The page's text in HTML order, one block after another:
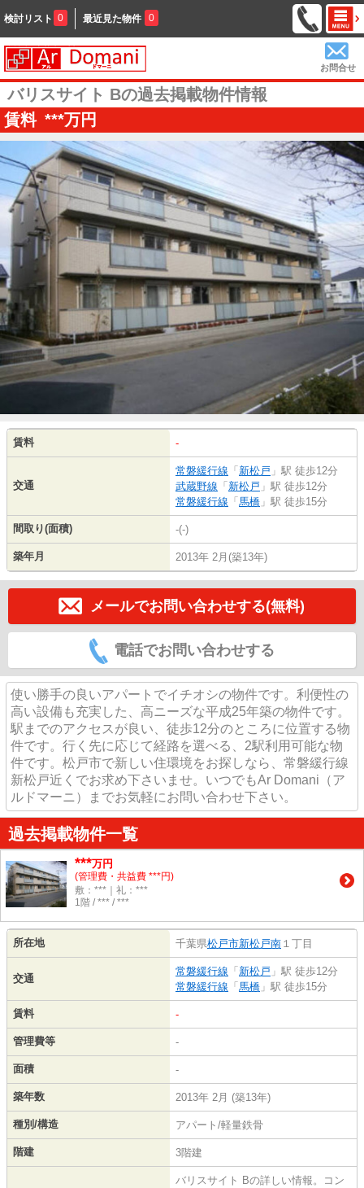
検討リスト 0 最近見た物件 0
お問合せ
バリスサイト Bの過去掲載物件情報
賃料 ***万円
賃料 -
交通
常磐緩行線 「 新松戸 」駅 徒歩12分
武蔵野線 「 新松戸 」駅 徒歩12分
常磐緩行線 「 馬橋 」駅 徒歩15分
間取り(面積) -(-)
築年月 2013年 2月(築13年)
メールでお問い合わせする(無料)
電話でお問い合わせする
使い勝手の良いアパートでイチオシの物件です。利便性の
高い設備も充実した、高ニーズな平成25年築の物件です。
駅までのアクセスが良い、徒歩12分のところに位置する物
件です。行く先に応じて経路を選べる、2駅利用可能な物
件です。松戸市で新しい住環境をお探しなら、常磐緩行線
新松戸近くでお求め下さいませ。いつでもAr Domani（ア
ルドマーニ）までお気軽にお問い合わせ下さい。
過去掲載物件一覧
***万円
(管理費・共益費 ***円)
敷：***｜礼：***
1階 / *** / ***
所在地 千葉県松戸市新松戸南 １丁目
交通
常磐緩行線 「 新松戸 」駅 徒歩12分
常磐緩行線 「 馬橋 」駅 徒歩15分
賃料 -
管理費等 -
面積 -
築年数 2013年 2月 (築13年)
種別/構造 アパート/軽量鉄骨
階建 3階建
バリスサイト Bの詳しい情報。コン